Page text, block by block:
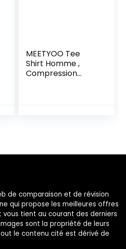
MEETYOO Tee
Shirt Homme ,
Compression
de comparaison et de révision
qui propose les meilleures offres
vous tient au courant des derniers
sont la propriété de leurs
le contenu cité est dérivé de